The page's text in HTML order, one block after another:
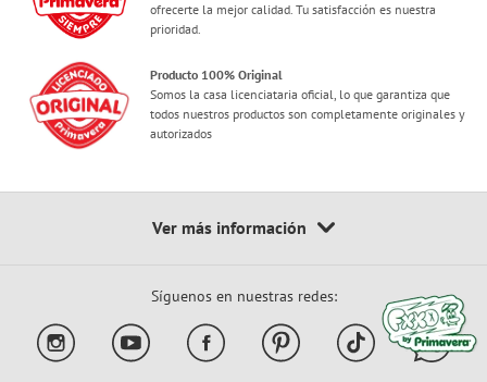
ofrecerte la mejor calidad. Tu satisfacción es nuestra
prioridad.
Producto 100% Original
Somos la casa licenciataria oficial, lo que garantiza que
todos nuestros productos son completamente originales y
autorizados
Síguenos en nuestras redes: